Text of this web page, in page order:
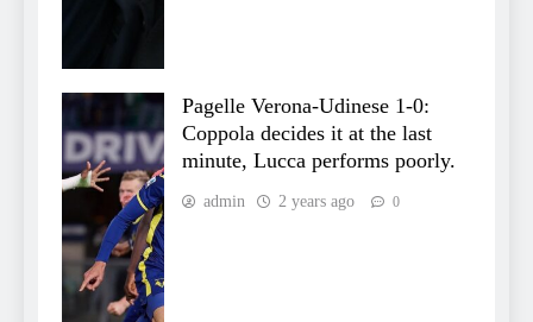
Pagelle Verona-Udinese 1-0:
Coppola decides it at the last
minute, Lucca performs poorly.
admin 2 years ago 0